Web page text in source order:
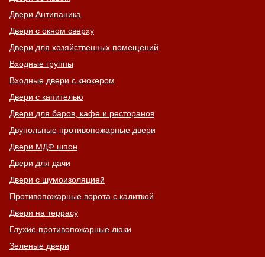
Двери Антипаника
Двери с окном сверху
Двери для хозяйственных помещений
Входные группы
Входные двери с кнокером
Двери с капителью
Двери для баров, кафе и ресторанов
Двупольные противопожарные двери
Двери МДФ шпон
Двери для дачи
Двери с шумоизоляцией
Противопожарные ворота с калиткой
Двери на террасу
Глухие противопожарные люки
Зеленые двери